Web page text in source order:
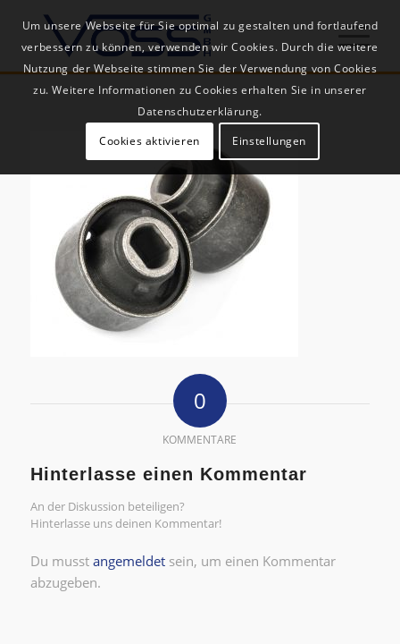
0
KOMMENTARE
Hinterlasse einen Kommentar
An der Diskussion beteiligen?
Hinterlasse uns deinen Kommentar!
Du musst angemeldetsein, um einen Kommentar
abzugeben.
Um unsere Webseite für Sie optimal zu gestalten und fortlaufend
verbessern zu können, verwenden wir Cookies. Durch die weitere
Nutzung der Webseite stimmen Sie der Verwendung von Cookies
zu. Weitere Informationen zu Cookies erhalten Sie in unserer
Datenschutzerklärung.
Cookies aktivieren
Einstellungen